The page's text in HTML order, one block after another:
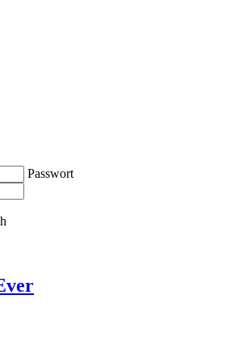
Passwort